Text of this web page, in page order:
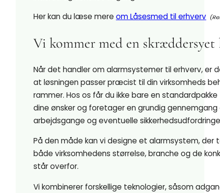
Her kan du læse mere om Låsesmed til erhverv
Vi kommer med en skræddersyet
Når det handler om alarmsystemer til erhverv, er
at løsningen passer præcist til din virksomheds
rammer. Hos os får du ikke bare en
dine ønsker og foretager en grundig gennemgang
arbejdsgange og eventuelle
På den måde kan vi designe et alarmsystem, der
både virksomhedens størrelse, branche og de
står overfor.
Vi kombinerer forskellige teknologier, såsom